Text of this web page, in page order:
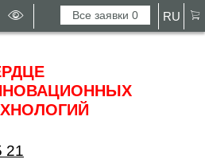
Все заявки0 RU
21